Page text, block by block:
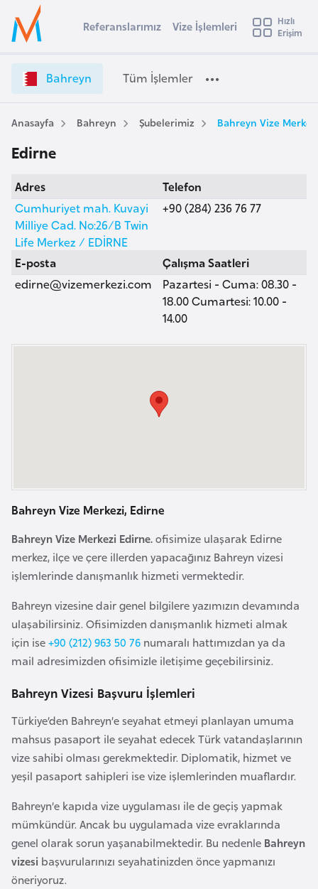
Ülke Seçimi
Başvuru yapmak istediğiniz ülkeyi seçin
Üye
Girişi
a
r
e
e
İ
ş
e
m
r
e
t
Referanslarımız Vize İşlemleri
Hızlı
Erişim
Bahreyn Tüm İşlemler
Anasayfa Bahreyn Şubelerimiz Bahreyn Vize
Edirne
Adres
Cumhuriyet mah. Kuvayi
Milliye Cad. No:26/B Twin
Life Merkez / EDİRNE
Telefon
+90 (284) 236 76 77
E-posta
edirne@vizemerkezi.com
Çalışma Saatleri
Pazartesi - Cuma: 08.30 -
18.00 Cumartesi: 10.00 -
14.00
Bahreyn Vize Merkezi, Edirne
Bahreyn Vize Merkezi Edirne.ofisimize ulaşarak Edirne
merkez, ilçe ve çere illerden yapacağınız Bahreyn vizesi
işlemlerinde danışmanlık hizmeti vermektedir.
Bahreyn vizesine dair genel bilgilere yazımızın devamında
ulaşabilirsiniz. Ofisimizden danışmanlık hizmeti almak
için ise+90 (212) 963 50 76 numaralı hattımızdan ya da
mail adresimizden ofisimizle iletişime geçebilirsiniz.
Bahreyn Vizesi Başvuru İşlemleri
Türkiye’den Bahreyn’e seyahat etmeyi planlayan umuma
mahsus pasaport ile seyahat edecek Türk vatandaşlarının
vize sahibi olması gerekmektedir. Diplomatik, hizmet ve
yeşil pasaport sahipleri ise vize işlemlerinden muaflardır.
Bahreyn’e kapıda vize uygulaması ile de geçiş yapmak
mümkündür. Ancak bu uygulamada vize evraklarında
genel olarak sorun yaşanabilmektedir. Bu nedenle Bahreyn
vizesi başvurularınızı seyahatinizden önce yapmanızı
öneriyoruz.
s
t
r
a
v
u
s
t
u
r
c
a
n
B
h
r
e
y
n
B
a
n
g
l
a
d
e
ş